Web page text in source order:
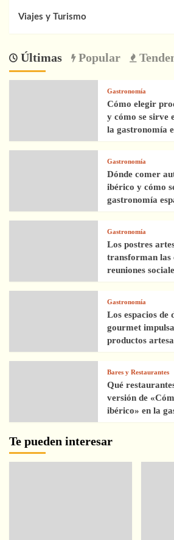
Viajes y Turismo
Últimas Popular
Gastronomía
Cómo elegir
y cómo se sirve
la gastronomía
Gastronomía
Dónde comer
ibérico y cómo
gastronomía
Gastronomía
Los postres
transforman las
reuniones
Gastronomía
Los espacios de
gourmet
productos
Bares y Restaurantes
Qué
versión de
ibérico» en la
Te pueden interesar